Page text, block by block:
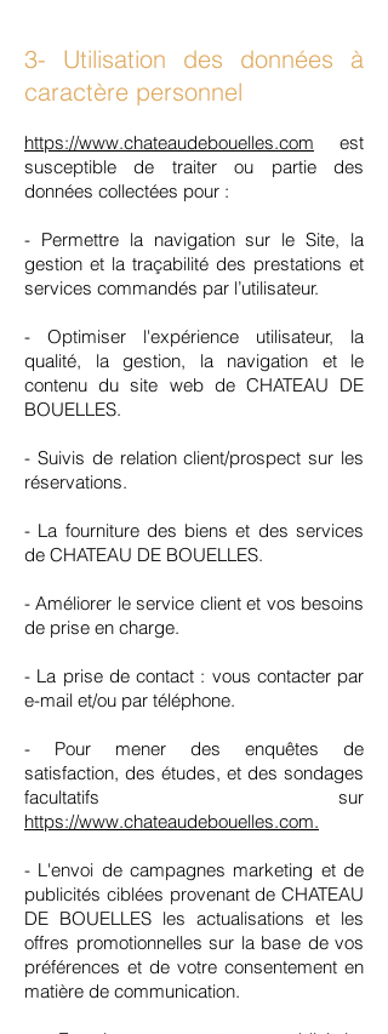
3- Utilisation des données à
caractère personnel
https://www.chateaudebouelles.com est
susceptible de traiter ou partie des
données collectées pour :
- Permettre la navigation sur le Site, la
gestion et la traçabilité des prestations et
services commandés par l’utilisateur.
- Optimiser l'expérience utilisateur, la
qualité, la gestion, la navigation et le
contenu du site web de CHATEAU DE
BOUELLES.
- Suivis de relation client/prospect sur les
réservations.
- La fourniture des biens et des services
de CHATEAU DE BOUELLES.
- Améliorer le service client et vos besoins
de prise en charge.
- La prise de contact : vous contacter par
e-mail et/ou par téléphone.
- Pour mener des enquêtes de
satisfaction, des études, et des sondages
facultatifs sur
https://www.chateaudebouelles.com.
- L'envoi de campagnes marketing et de
publicités ciblées provenant de CHATEAU
DE BOUELLES les actualisations et les
offres promotionnelles sur la base de vos
préférences et de votre consentement en
matière de communication.